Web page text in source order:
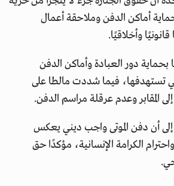
حماية أماكن الدفن وملاحقة أعمال
وأخلاقيًا.
بحماية دور العبادة وأماكن الدفن
تستهدفها، فيما شددت مالطا على
المقابر وعدم عرقلة مراسم الدفن.
إلى أن دفن الموتى واجب ديني يعكس
واحترام الكرامة الإنسانية، مؤكدًا حق